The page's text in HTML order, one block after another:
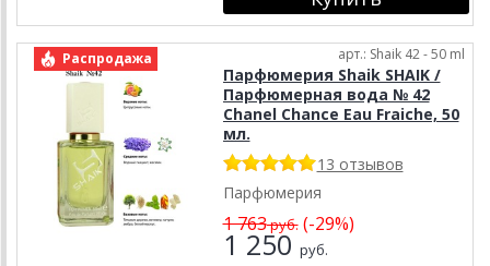
Распродажа арт.: Shaik 42 - 50 ml
Парфюмерия Shaik SHAIK /
Парфюмерная вода № 42
Chanel Chance Еаu Fraiche, 50
мл.
13 отзывов
Парфюмерия
1 763руб.(-29%)
1 250 руб.